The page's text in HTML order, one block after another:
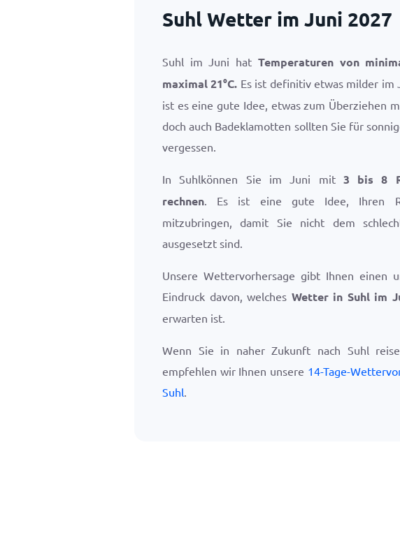
Suhl Wetter im Juni 2027
Suhl im Juni hat Temperaturen von
maximal21°C. Es ist definitiv etwas milder im
ist es eine gute Idee, etwas zum Überziehen
doch auch Badeklamotten sollten Sie für
vergessen.
In Suhlkönnen Sie im Juni mit 3 bis 8
rechnen. Es ist eine gute Idee, Ihren
mitzubringen, damit Sie nicht dem
ausgesetzt sind.
Unsere Wettervorhersage gibt Ihnen einen
Eindruck davon, welches Wetter in Suhl im
erwarten ist.
Wenn Sie in naher Zukunft nach Suhl
empfehlen wir Ihnen unsere 14-Tage-
Suhl.